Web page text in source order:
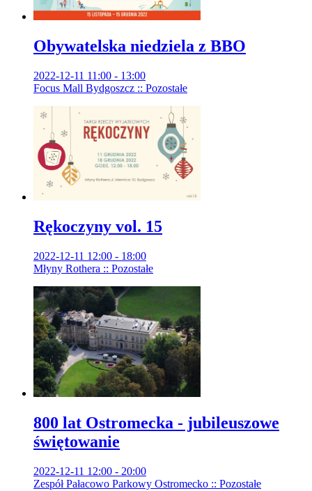
Obywatelska niedziela z BBO
2022-12-11 11:00 - 13:00
Focus Mall Bydgoszcz :: Pozostałe
Rękoczyny vol. 15
2022-12-11 12:00 - 18:00
Młyny Rothera :: Pozostałe
800 lat Ostromecka - jubileuszowe
świętowanie
2022-12-11 12:00 - 20:00
Zespół Pałacowo Parkowy Ostromecko :: Pozostałe